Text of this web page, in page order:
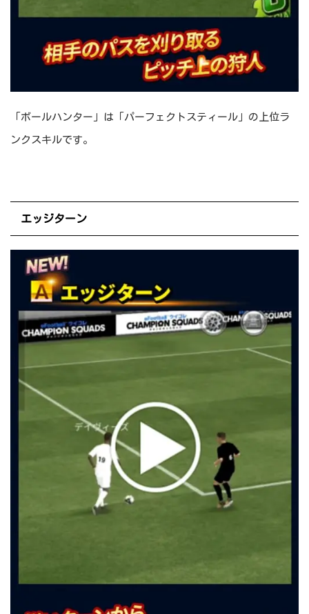
「ボールハンター」は「パーフェクトスティール」の上位ラ
ンクスキルです。
エッジターン